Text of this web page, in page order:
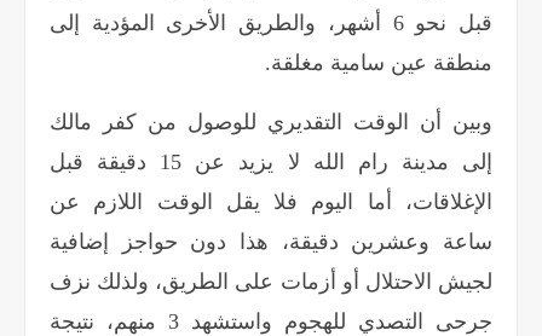
قبل نحو 6 أشهر، والطريق الأخرى المؤدية إلى
منطقة عين سامية مغلقة.
وبين أن الوقت التقديري للوصول من كفر مالك
إلى مدينة رام الله لا يزيد عن 15 دقيقة قبل
الإغلاقات، أما اليوم فلا يقل الوقت اللازم عن
ساعة وعشرين دقيقة، هذا دون حواجز إضافية
لجيش الاحتلال أو أزمات على الطريق، ولذلك نزف
جرحى التصدي للهجوم واستشهد 3 منهم، نتيجة